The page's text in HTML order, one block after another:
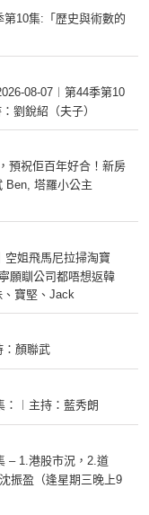
第10集:「歴史與術數的
08-07︱第44季第10
劉銳紹（夫子）
預祝佢百年好合！新房
Ben, 塔羅小公主
空姐飛馬尼拉掃淘寶
願瞓公司都唔想返韓
、寶堅、Jack
：顏聯武
：︱主持：藍秀朗
– 1.港股市況，2.道
振盈（逢星期三晚上9